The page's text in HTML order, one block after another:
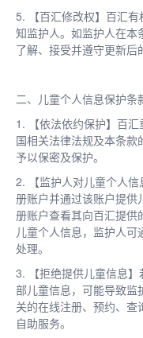
5. 【百汇修改权】百汇
知监护人。如监护人在本
了解、接受并遵守更新后
二、儿童个人信息保护条
1. 【依法依约保护】百
国相关法律法规及本条款
予以保密及保护。
2. 【监护人对儿童个人
册账户并通过该账户提供
册账户查看其向百汇提供
儿童个人信息，监护人
处理。
3. 【拒绝提供儿童信息
部儿童信息，可能导致监
关的在线注册、预约、
自助服务。